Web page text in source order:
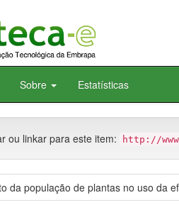
Sobre Estatísticas
ou linkar para este item: http://
da população de plantas no uso da